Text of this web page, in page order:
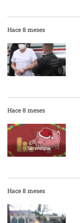
Hace 8 meses
Hace 8 meses
Hace 8 meses